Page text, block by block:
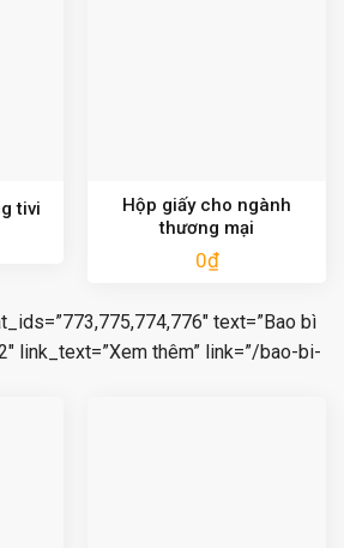
tivi
Hộp giấy cho ngành
thương mại
0₫
text=”Bao bì
link_text=”Xem thêm” link=”/bao-bi-